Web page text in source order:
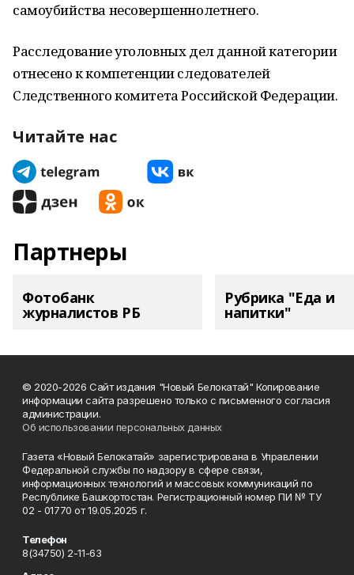
самоубийства несовершеннолетнего.
Расследование уголовных дел данной категории
отнесено к компетенции следователей
Следственного комитета Российской Федерации.
Читайте нас
Партнеры
Фотобанк
журналистов РБ
Рубрика "Еда и
напитки"
© 2020-2026 Сайт издания "Новый Белокатай" Копирование
информации сайта разрешено только с письменного согласия
администрации.
Об использовании персональных данных
Газета «Новый Белокатай» зарегистрирована в Управлении
Федеральной службы по надзору в сфере связи,
информационных технологий и массовых коммуникаций по
Республике Башкортостан. Регистрационный номер ПИ № ТУ
02 - 01770 от 19.05.2025 г.
Телефон
8(34750) 2-11-63